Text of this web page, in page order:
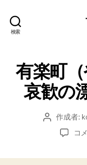
検索
有楽町（
哀歓の
投
作成者:
有
コ